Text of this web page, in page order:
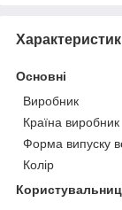
Основні
Виробник
Країна виробник
Форма випуску
Колір